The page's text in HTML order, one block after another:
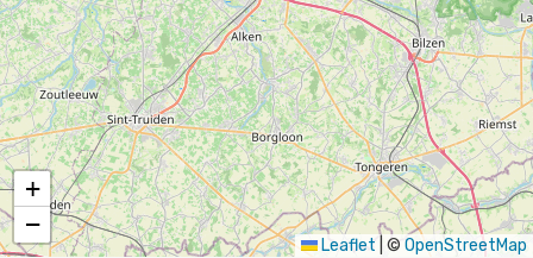
+
−
Leaflet © OpenStreetMap